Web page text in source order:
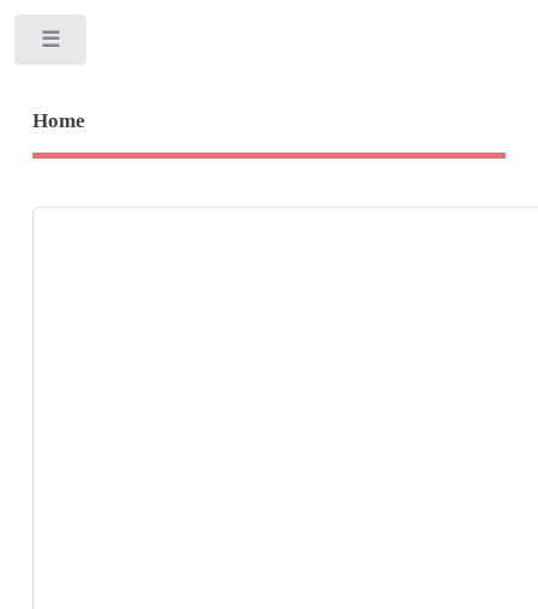
Home